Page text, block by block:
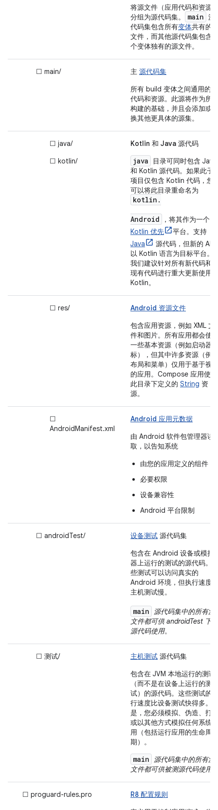
将源文件（应用代码和资源
分组为源代码集。
main 源
代码集包含所有变体共有的
文件，而其他源代码集包含
个变体独有的源文件。
☐ main/ 主 源代码集
所有 build 变体之间通用的源
代码和资源。此源将作为所
构建的基础，并且会添加或
换其他更具体的源集。
☐ java/
☐ kotlin/
Kotlin 和 Java 源代码
java
目录可同时包含 Java
和 Kotlin 源代码。如果此子
项目仅包含 Kotlin 代码，您
可以将此目录重命名为
kotlin.
Android
，将其作为一个
Kotlin 优先
平台。 支持
Java
源代码，但新的 API
以 Kotlin 语言为目标平台。
我们建议针对所有新代码和
现有代码进行重大更新使用
Kotlin。
☐ res/
Android 资源文件
包含应用资源，例如 XML 文
件和图片。所有应用都会使
一些基本资源（例如启动器
标），但其中许多资源（例
布局和菜单）仅用于基于视
的应用。Compose 应用使用
此目录下定义的 String 资
源。
☐
AndroidManifest.xml
Android 应用元数据
由 Android 软件包管理器读
取，以告知系统
由您的应用定义的组件
必要权限
设备兼容性
Android 平台限制
☐ androidTest/ 设备测试 源代码集
包含在 Android 设备或模拟
器上运行的测试的源代码。
些测试可以访问真实的
Android 环境，但执行速度
主机测试慢。
main
源代码集中的所有源
文件都可供 androidTest 下的
源代码使用。
☐ 测试/ 主机测试 源代码集
包含在 JVM 本地运行的测试
（而不是在设备上运行的测
试）的源代码。这些测试的
行速度比设备测试快得多。
是，您必须模拟、伪造、打
或以其他方式模拟任何系统
用（包括运行应用的生命周
期）。
main
源代码集中的所有源
文件都可供被测源代码使用
☐ proguard-rules.pro
R8 配置规则